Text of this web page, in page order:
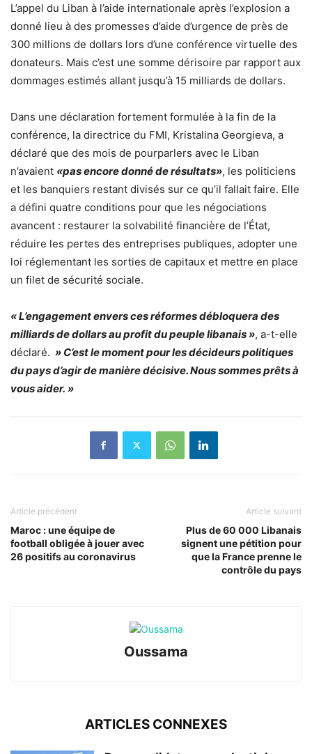
L’appel du Liban à l’aide internationale après l’explosion a
donné lieu à des promesses d’aide d’urgence de près de
300 millions de dollars lors d’une conférence virtuelle des
donateurs. Mais c’est une somme dérisoire par rapport aux
dommages estimés allant jusqu’à 15 milliards de dollars.
Dans une déclaration fortement formulée à la fin de la
conférence, la directrice du FMI, Kristalina Georgieva, a
déclaré que des mois de pourparlers avec le Liban
n’avaient «pas encore donné de résultats», les politiciens
et les banquiers restant divisés sur ce qu’il fallait faire. Elle
a défini quatre conditions pour que les négociations
avancent : restaurer la solvabilité financière de l’État,
réduire les pertes des entreprises publiques, adopter une
loi réglementant les sorties de capitaux et mettre en place
un filet de sécurité sociale.
« L’engagement envers ces réformes débloquera des
milliards de dollars au profit du peuple libanais », a-t-elle
déclaré. » C’est le moment pour les décideurs politiques
du pays d’agir de manière décisive. Nous sommes prêts à
vous aider. »
Article précédent
Maroc : une équipe de
football obligée à jouer avec
26 positifs au coronavirus
Article suivant
Plus de 60 000 Libanais
signent une pétition pour
que la France prenne le
contrôle du pays
Oussama
ARTICLES CONNEXES